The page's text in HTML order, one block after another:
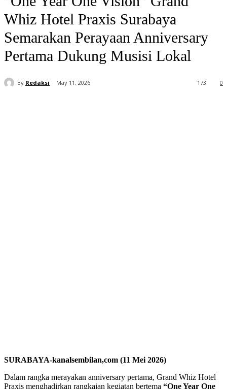
Whiz Hotel Praxis Surabaya
Semarakan Perayaan Anniversary
Pertama Dukung Musisi Lokal
By Redaksi May 11, 2026 0
173
SURABAYA-kanalsembilan,com (11 Mei 2026)
Dalam rangka merayakan anniversary pertama, Grand Whiz Hotel
Praxis menghadirkan rangkaian kegiatan bertema “One Year One